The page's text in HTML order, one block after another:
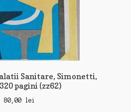
Sanitare, Simonetti,
pagini (zz62)
80,00 lei